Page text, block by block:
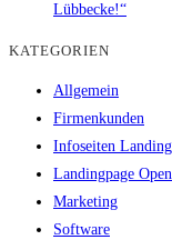
Lübbecke!“
KATEGORIEN
Allgemein
Firmenkunden
Infoseiten
Landingpage
Marketing
Software